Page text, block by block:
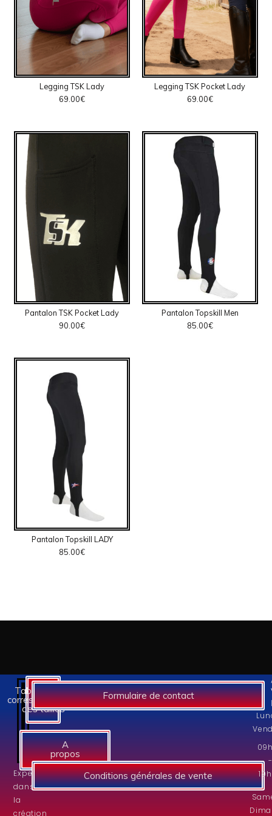
Legging TSK Lady
69.00€
Legging TSK Pocket Lady
69.00€
Pantalon TSK Pocket Lady
90.00€
Pantalon Topskill Men
85.00€
Pantalon Topskill LADY
85.00€
Experts
dans
la
création
Tableaux des
correspondances
des tailles
A
propos
Formulaire de contact
Conditions générales de vente
-